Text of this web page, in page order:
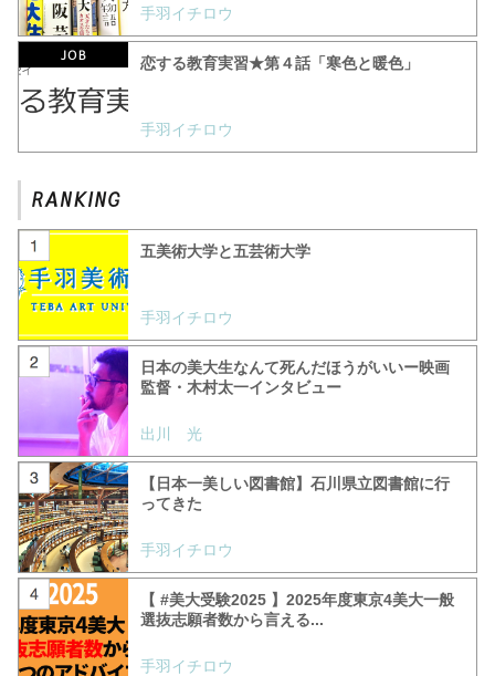
手羽イチロウ
恋する教育実習★第４話「寒色と暖色」
手羽イチロウ
五美術大学と五芸術大学
手羽イチロウ
日本の美大生なんて死んだほうがいいー映画
監督・木村太一インタビュー
出川 光
【日本一美しい図書館】石川県立図書館に行
ってきた
手羽イチロウ
【 #美大受験2025 】2025年度東京4美大一般
選抜志願者数から言える...
手羽イチロウ